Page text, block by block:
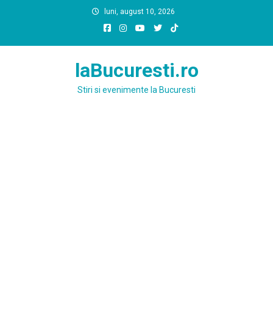
luni, august 10, 2026
laBucuresti.ro
Stiri si evenimente la Bucuresti